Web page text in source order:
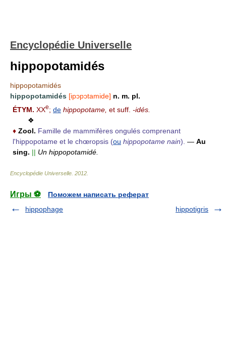
Encyclopédie Universelle
hippopotamidés
hippopotamidés
hippopotamidés [ipɔpɔtamide] n. m. pl.
ÉTYM. XXe; de hippopotame, et suff. -idés.
❖
♦ Zool. Famille de mammifères ongulés comprenant
l'hippopotame et le chœropsis (ou hippopotame nain). — Au
sing. || Un hippopotamidé.
Encyclopédie Universelle 2012
Игры ⚽
Поможем написать реферат
hippophage
hippotigris